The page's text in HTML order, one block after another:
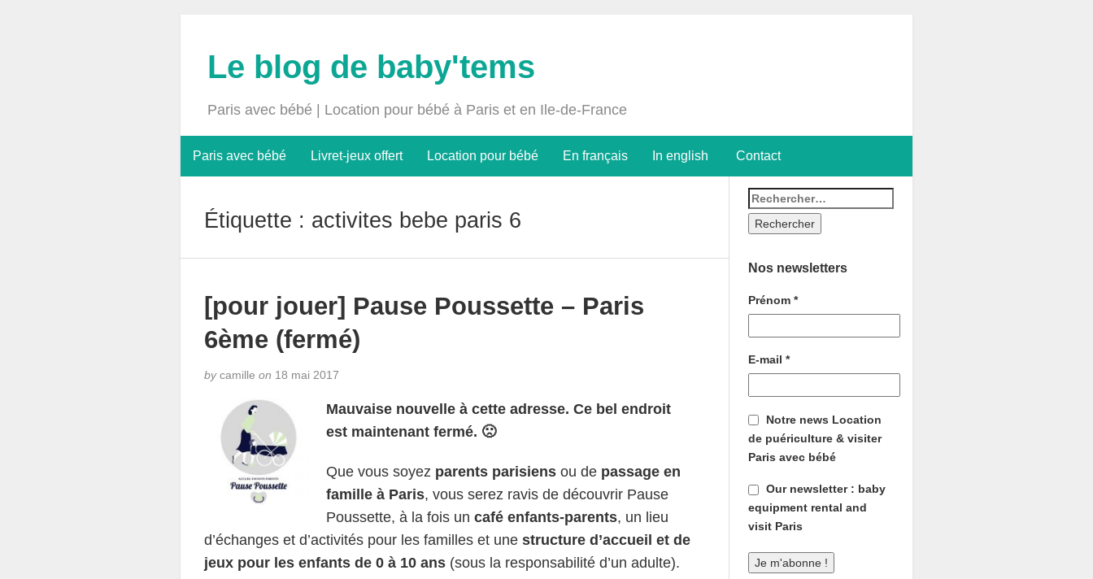
Le blog de baby'tems
Paris avec bébé | Location pour bébé à Paris et en Ile-de-France
Paris avec bébé Livret-jeux offert Location pour bébé En français In english Contact
Étiquette : activites bebe paris 6
[pour jouer] Pause Poussette – Paris
6ème (fermé)
bycamille on 18 mai 2017
Mauvaise nouvelle à cette adresse. Ce bel endroit
est maintenant fermé. 🙁
Que vous soyez parents parisiensou de passage en
famille à Paris, vous serez ravis de découvrir Pause
Poussette, à la fois un café enfants-parents, un lieu
d’échanges et d’activités pour les familles et une structure d’accueil et de
jeux pour les enfants de 0 à 10 ans(sous la responsabilité d’un adulte).
Nos newsletters
Prénom*
E-mail*
Notre news Location
de puériculture & visiter
Paris avec bébé
Our newsletter : baby
equipment rental and
visit Paris